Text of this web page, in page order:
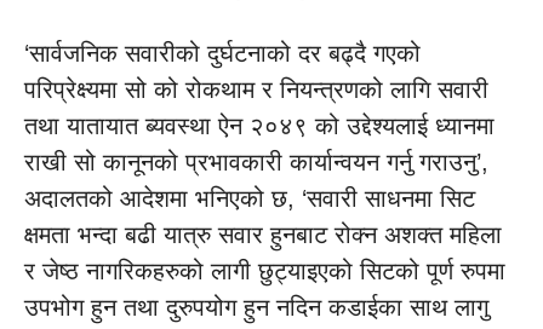
‘सार्वजनिक सवारीको दुर्घटनाको दर बढ्दै गएको
परिप्रेक्ष्यमा सो को रोकथाम र नियन्त्रणको लागि सवारी
तथा यातायात ब्यवस्था ऐन २०४९ को उद्देश्यलाई ध्यानमा
राखी सो कानूनको प्रभावकारी कार्यान्वयन गर्नु गराउनु’,
अदालतको आदेशमा भनिएको छ, ‘सवारी साधनमा सिट
क्षमता भन्दा बढी यात्रु सवार हुनबाट रोक्न अशक्त महिला
र जेष्ठ नागरिकहरुको लागी छुट्याइएको सिटको पूर्ण रुपमा
उपभोग हुन तथा दुरुपयोग हुन नदिन कडाईका साथ लागु